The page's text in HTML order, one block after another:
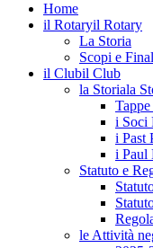
Home
il Rotaryil Rotary
La Storia
Scopi e
il Clubil Club
la Storiala
i Soci
i Past
i Paul
Statuto e
le Attività